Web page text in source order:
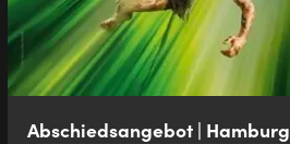
Abschiedsangebot | Hamburg